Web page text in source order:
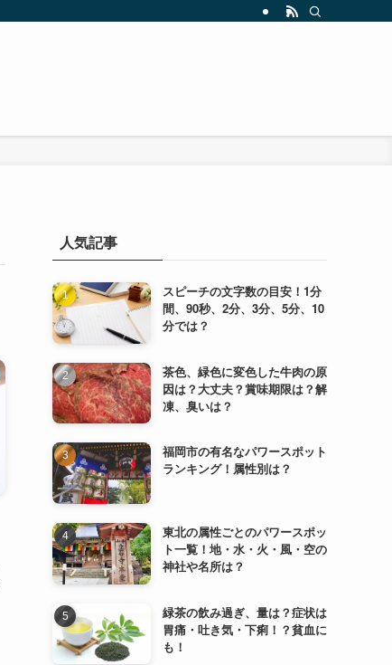
人気記事
スピーチの文字数の目安！1分
間、90秒、2分、3分、5分、10
分では？
茶色、緑色に変色した牛肉の原
因は？大丈夫？賞味期限は？解
凍、臭いは？
福岡市の有名なパワースポット
ランキング！属性別は？
東北の属性ごとのパワースポッ
ト一覧！地・水・火・風・空の
神社や名所は？
緑茶の飲み過ぎ、量は？症状は
胃痛・吐き気・下痢！？貧血に
も！